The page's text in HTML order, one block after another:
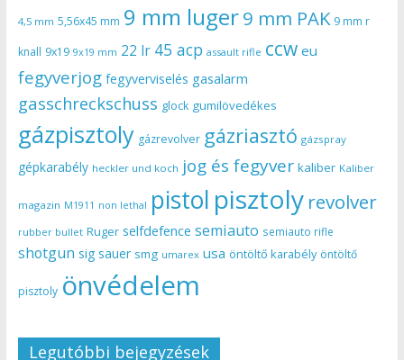
4,5 mm 5,56x45 mm 9 mm luger9 mm PAK 9 mm r
knall 9x19 9x19 mm 22 lr 45 acp assault rifle ccw eu
fegyverjog fegyverviselés gasalarm
gasschreckschuss glock gumilövedékes
gázpisztoly gázrevolver gázriasztó gázspray
gépkarabély heckler und koch jog és fegyver kaliber Kaliber
magazin M1911 non lethal pistol pisztoly revolver
rubber bullet Ruger selfdefence semiauto semiauto rifle
shotgun sig sauer smg umarex usa öntöltő karabély öntöltő
pisztoly önvédelem
Legutóbbi bejegyzések